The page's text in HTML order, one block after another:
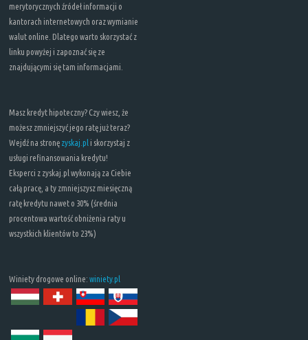
merytorycznych źródeł informacji o
kantorach internetowych oraz wymianie
walut online. Dlatego warto skorzystać z
linku powyżej i zapoznać się ze
znajdującymi się tam informacjami.
Masz kredyt hipoteczny? Czy wiesz, że
możesz zmniejszyć jego ratę już teraz?
Wejdź na stronę zyskaj.pl i skorzystaj z
usługi refinansowania kredytu!
Eksperci z zyskaj.pl wykonają za Ciebie
całą pracę, a ty zmniejszysz miesięczną
ratę kredytu nawet o 30% (średnia
procentowa wartość obniżenia raty u
wszystkich klientów to 23%)
Winiety drogowe online: winiety.pl